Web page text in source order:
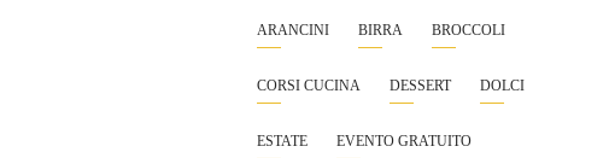
ARANCINI BIRRA BROCCOLI
CORSI CUCINA DESSERT DOLCI
ESTATE EVENTO GRATUITO